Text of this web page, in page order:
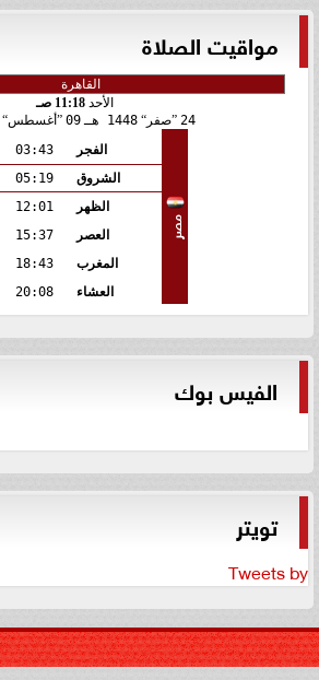
مواقيت الصلاة
الأحد11:18 صـ
24 صفر 1448 هـ 09 أغسطس
مصر
الفجر
03:43
الشروق
05:19
الظهر
12:01
العصر
15:37
المغرب
18:43
العشاء
20:08
الفيس بوك
تويتر
Tweets by